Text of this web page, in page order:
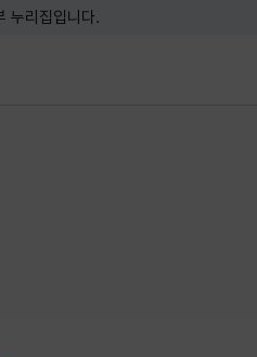
누리집입니다.